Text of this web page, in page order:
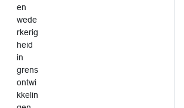
en
wede
rkerig
heid
in
grens
ontwi
kkelin